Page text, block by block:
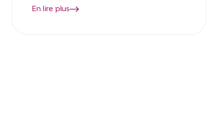
En lire plus